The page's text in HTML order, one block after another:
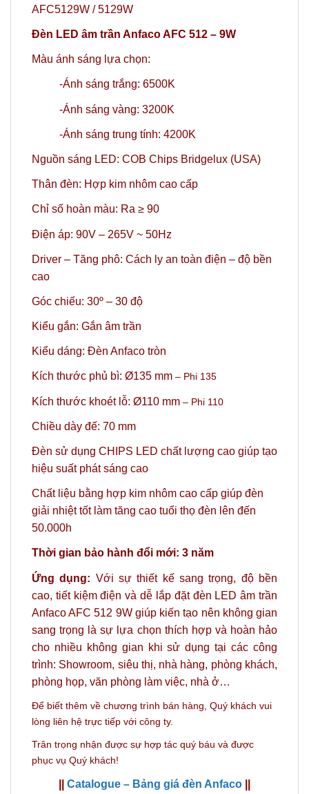
AFC5129W / 5129W
Đèn LED âm trần Anfaco AFC 512 – 9W
Màu ánh sáng lựa chọn:
-Ánh sáng trắng: 6500K
-Ánh sáng vàng: 3200K
-Ánh sáng trung tính: 4200K
Nguồn sáng LED: COB Chips Bridgelux (USA)
Thân đèn: Hợp kim nhôm cao cấp
Chỉ số hoàn màu: Ra ≥ 90
Điện áp: 90V – 265V ~ 50Hz
Driver – Tăng phô: Cách ly an toàn điện – độ bền
cao
Góc chiếu: 30º – 30 độ
Kiểu gắn: Gắn âm trần
Kiểu dáng: Đèn Anfaco tròn
Kích thước phủ bì: Ø135 mm – Phi 135
Kích thước khoét lỗ: Ø110 mm – Phi 110
Chiều dày đế: 70 mm
Đèn sử dụng CHIPS LED chất lượng cao giúp tạo
hiệu suất phát sáng cao
Chất liệu bằng hợp kim nhôm cao cấp giúp đèn
giải nhiệt tốt làm tăng cao tuổi thọ đèn lên đến
50.000h
Thời gian bảo hành đổi mới: 3 năm
Ứng dụng: Với sự thiết kế sang trọng, độ bền
cao, tiết kiệm điện và dễ lắp đặt đèn LED âm trần
Anfaco AFC 512 9W giúp kiến tạo nên không gian
sang trọng là sự lựa chọn thích hợp và hoàn hảo
cho nhiều không gian khi sử dụng tại các công
trình: Showroom, siêu thị, nhà hàng, phòng khách,
phòng họp, văn phòng làm việc, nhà ở…
Để biết thêm về chương trình bán hàng, Quý khách vui
lòng liên hệ trực tiếp với công ty.
Trân trọng nhận được sự hợp tác quý báu và được
phục vụ Quý khách!
Catalogue – Bảng giá đèn Anfaco